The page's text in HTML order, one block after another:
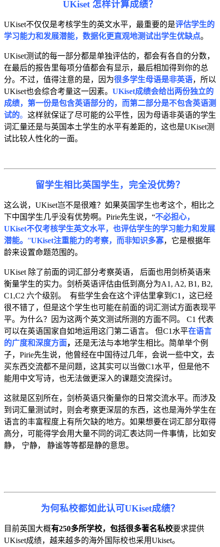
UKiset 怎样计算成绩？
UKiset不仅仅是考核学生的英文水平，最重要的是评估学生的
学习能力和发展潜能，数据化更直观地测试出学生优缺点。
UKiset测试的每一部分都是单独评估的，都会有各自的分数，
在最后的报告里每项分值都会有显示，最后相加得到你的总
分。不过，值得注意的是，因为很多学生母语是非英语，所以
UKiset也会综合考量这一因素。 UKiset成绩会给出两份独立的
成绩，第一份是包含英语部分的，而第二部分是不包含英语测
试的。 这样就保证了尽可能的公平性，因为母语非英语的学生
词汇量还是与英国本土学生的水平有差距的，这也是UKiset测
试比较人性化的一面。
留学生相比英国学生，完全没优势？
这么说，UKiset岂不是很难？如果英国学生也考这个，相比之
下中国学生几乎没有优势啊。Pirie先生说，“不必担心，
UKiset不仅考核学生英文水平，也评估学生的学习能力和发展
潜能。 ”UKiset注重能力的考察，而非知识多寡，它是根据年
龄来设置命题范围的。
UKiset 除了前面的词汇部分考察英语， 后面也用剑桥英语来
衡量学生的实力。剑桥英语评估由低到高分为A1, A2, B1, B2,
C1,C2 六个级别。 有些学生会在这个评估里拿到C1，这已经
很不错了，但是这个学生也可能在前面的词汇测试方面表现平
平。为什么？因为这两个英文测试所测的方面不同。 C1 代表
可以在英语国家自如地运用这门第二语言。 但C1水平在语言
的广度和深度方面， 还是无法与本地学生相比。简单举个例
子，Pirie先生说，他曾经在中国待过几年，会说一些中文，去
买东西交流都不是问题，这其实可以当做C1水平，但是他不
能用中文写诗，也无法做更深入的课题交流探讨。
这就是区别所在，剑桥英语只衡量你的日常交流水平。而涉及
到词汇量测试时，则会考察更深层的东西，这也是海外学生在
语言的丰富程度上有所欠缺的地方。如果想要在词汇部分取得
高分，可能得学会用大量不同的词汇表达同一件事情，比如安
静， 宁静， 静谧等等都是静的意思。
为何私校都如此认可UKiset成绩？
目前英国大概有250多所学校，包括很多著名私校要求提供
UKiset成绩，越来越多的海外国际校也采用Ukiset。